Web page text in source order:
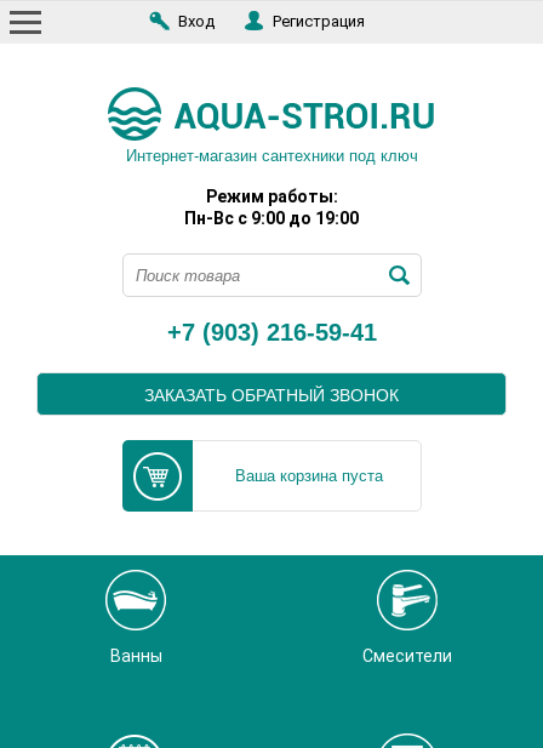
Вход Регистрация
Интернет-магазин сантехники под ключ
Режим работы:
Пн-Вс с 9:00 до 19:00
+7 (903) 216-59-41
ЗАКАЗАТЬ ОБРАТНЫЙ ЗВОНОК
Ваша корзина пуста
Ванны Смесители